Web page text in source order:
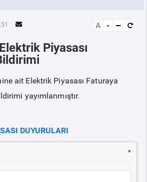
PİYASASI
A
Piyasası
ait Elektrik Piyasası Faturaya
yayımlanmıştır.
DUYURULARI